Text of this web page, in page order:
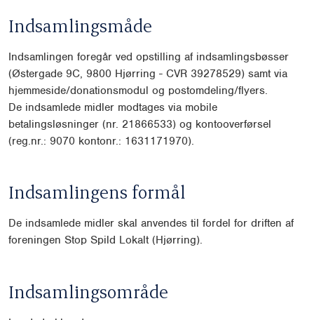
Indsamlingsmåde
Indsamlingen foregår ved opstilling af indsamlingsbøsser
(Østergade 9C, 9800 Hjørring - CVR 39278529) samt via
hjemmeside/donationsmodul og postomdeling/flyers.
De indsamlede midler modtages via mobile
betalingsløsninger (nr. 21866533) og kontooverførsel
(reg.nr.: 9070 kontonr.: 1631171970).
Indsamlingens formål
De indsamlede midler skal anvendes til fordel for driften af
foreningen Stop Spild Lokalt (Hjørring).
Indsamlingsområde